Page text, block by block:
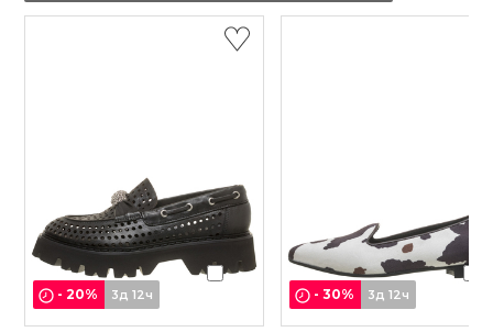
-20% 3д 12ч -30% 3д 12ч